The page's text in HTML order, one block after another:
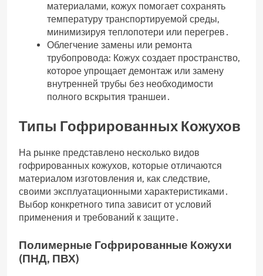
материалами, кожух помогает сохранять
температуру транспортируемой среды,
минимизируя теплопотери или перегрев․
Облегчение замены или ремонта
трубопровода: Кожух создает пространство,
которое упрощает демонтаж или замену
внутренней трубы без необходимости
полного вскрытия траншеи․
Типы Гофрированных Кожухов
На рынке представлено несколько видов
гофрированных кожухов, которые отличаются
материалом изготовления и, как следствие,
своими эксплуатационными характеристиками․
Выбор конкретного типа зависит от условий
применения и требований к защите․
Полимерные Гофрированные Кожухи
(ПНД, ПВХ)